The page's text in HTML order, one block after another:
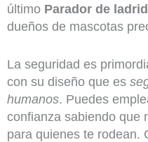
último Parador de
dueños de mascotas
La seguridad es
con su diseño que es
humanos. Puedes
confianza sabiendo que
para quienes te rodean.